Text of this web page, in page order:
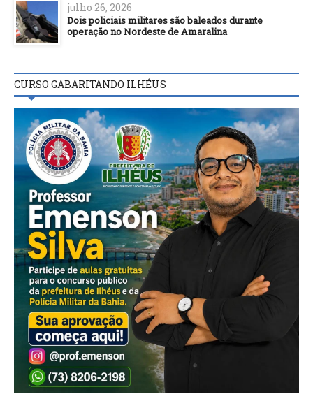
julho 26, 2026
Dois policiais militares são baleados durante
operação no Nordeste de Amaralina
CURSO GABARITANDO ILHÉUS